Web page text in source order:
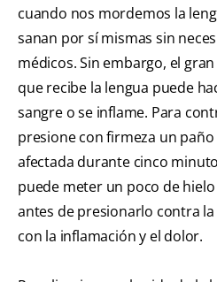
cuando nos mordemos la
sanan por sí mismas sin
médicos. Sin embargo, el
que recibe la lengua puede
sangre o se inflame. Para
presione con firmeza un
afectada durante cinco
puede meter un poco de
antes de presionarlo contra
con la inflamación y el dolor.